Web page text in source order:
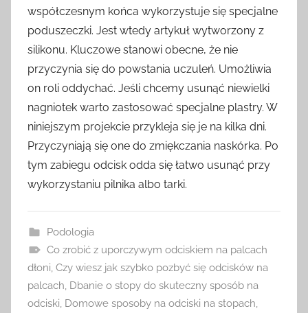
współczesnym końca wykorzystuje się specjalne
poduszeczki. Jest wtedy artykuł wytworzony z
silikonu. Kluczowe stanowi obecne, że nie
przyczynia się do powstania uczuleń. Umożliwia
on roli oddychać. Jeśli chcemy usunąć niewielki
nagniotek warto zastosować specjalne plastry. W
niniejszym projekcie przykleja się je na kilka dni.
Przyczyniają się one do zmiękczania naskórka. Po
tym zabiegu odcisk odda się łatwo usunąć przy
wykorzystaniu pilnika albo tarki.
Podologia
Co zrobić z uporczywym odciskiem na palcach
dłoni, Czy wiesz jak szybko pozbyć się odcisków na
palcach, Dbanie o stopy do skuteczny sposób na
odciski, Domowe sposoby na odciski na stopach,